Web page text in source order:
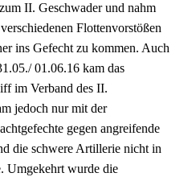
II. Geschwader und nahm
Flotten­vorstößen
ins Gefecht zu kommen. Auch
01.06.16 kam das
im Verband des II.
jedoch nur mit der
gegen angreifende
die schwere Artillerie nicht in
Umge­kehrt wurde die